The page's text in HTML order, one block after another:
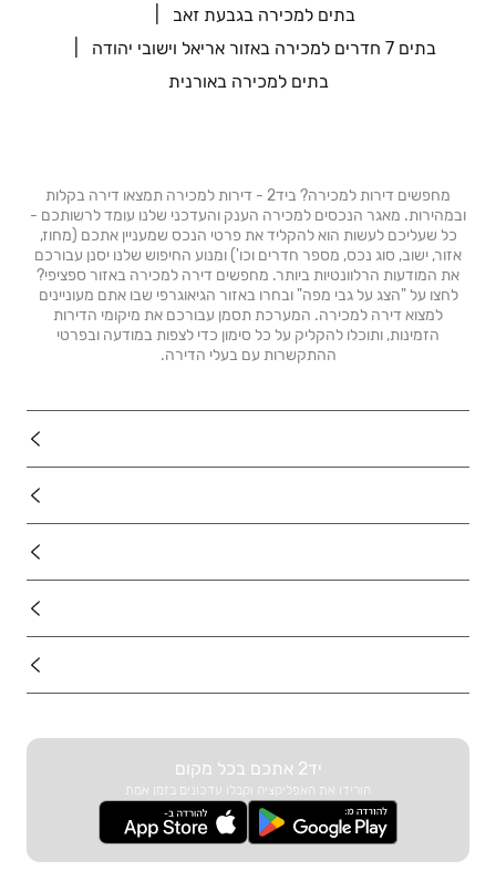
בתים למכירה בגבעת זאב
בתים 7 חדרים למכירה באזור אריאל וישובי יהודה
בתים למכירה באורנית
מחפשים דירות למכירה? ביד2 - דירות למכירה תמצאו דירה בקלות
ובמהירות. מאגר הנכסים למכירה הענק והעדכני שלנו עומד לרשותכם -
כל שעליכם לעשות הוא להקליד את פרטי הנכס שמעניין אתכם (מחוז,
אזור, ישוב, סוג נכס, מספר חדרים וכו') ומנוע החיפוש שלנו יסנן עבורכם
את המודעות הרלוונטיות ביותר. מחפשים דירה למכירה באזור ספציפי?
לחצו על "הצג על גבי מפה" ובחרו באזור הגיאוגרפי שבו אתם מעוניינים
למצוא דירה למכירה. המערכת תסמן עבורכם את מיקומי הדירות
הזמינות, ותוכלו להקליק על כל סימון כדי לצפות במודעה ובפרטי
ההתקשרות עם בעלי הדירה.
יד2 אתכם בכל מקום
הורידו את האפליקציה וקבלו עדכונים בזמן אמת